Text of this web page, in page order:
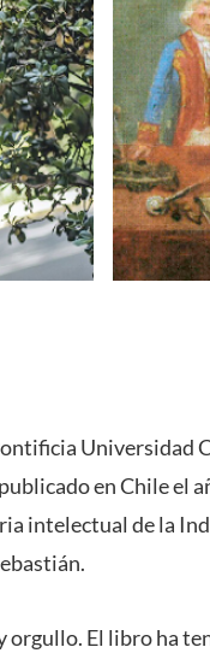
Universidad
en Chile el
intelectual de la
orgullo. El libro ha